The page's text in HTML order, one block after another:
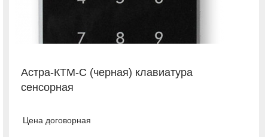
Астра-КТМ-С (черная) клавиатура
сенсорная
Цена договорная